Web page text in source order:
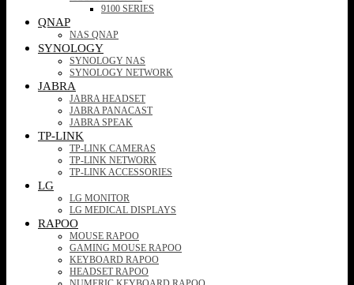
9100 SERIES
QNAP
NAS QNAP
SYNOLOGY
SYNOLOGY NAS
SYNOLOGY NETWORK
JABRA
JABRA HEADSET
JABRA PANACAST
JABRA SPEAK
TP-LINK
TP-LINK CAMERAS
TP-LINK NETWORK
TP-LINK ACCESSORIES
LG
LG MONITOR
LG MEDICAL DISPLAYS
RAPOO
MOUSE RAPOO
GAMING MOUSE RAPOO
KEYBOARD RAPOO
HEADSET RAPOO